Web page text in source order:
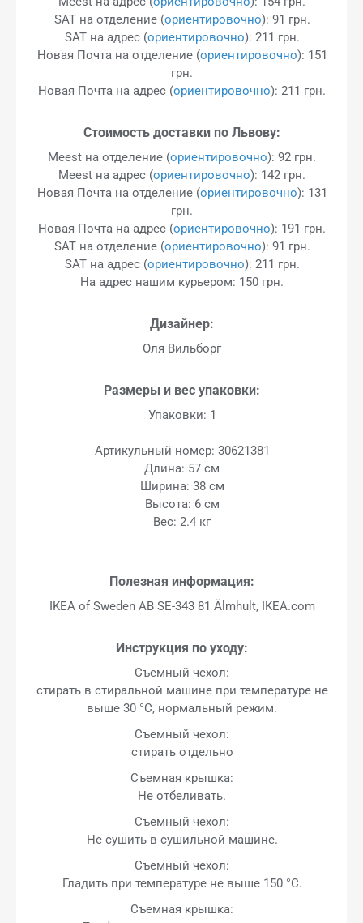
SAT на отделение (ориентировочно): 91 грн.
SAT на адрес (ориентировочно): 211 грн.
Новая Почта на отделение (ориентировочно): 151
грн.
Новая Почта на адрес (ориентировочно): 211 грн.
Стоимость доставки по Львову:
Meest на отделение (ориентировочно): 92 грн.
Meest на адрес (ориентировочно): 142 грн.
Новая Почта на отделение (ориентировочно): 131
грн.
Новая Почта на адрес (ориентировочно): 191 грн.
SAT на отделение (ориентировочно): 91 грн.
SAT на адрес (ориентировочно): 211 грн.
На адрес нашим курьером: 150 грн.
Дизайнер:
Оля Вильборг
Размеры и вес упаковки:
Упаковки: 1
Артикульный номер: 30621381
Длина: 57 см
Ширина: 38 см
Высота: 6 см
Вес: 2.4 кг
Полезная информация:
IKEA of Sweden AB SE-343 81 Älmhult, IKEA.com
Инструкция по уходу:
Съемный чехол:
стирать в стиральной машине при температуре не
выше 30 °C, нормальный режим.
Съемный чехол:
стирать отдельно
Съемная крышка:
Не отбеливать.
Съемный чехол:
Не сушить в сушильной машине.
Съемный чехол:
Гладить при температуре не выше 150 °C.
Съемная крышка: